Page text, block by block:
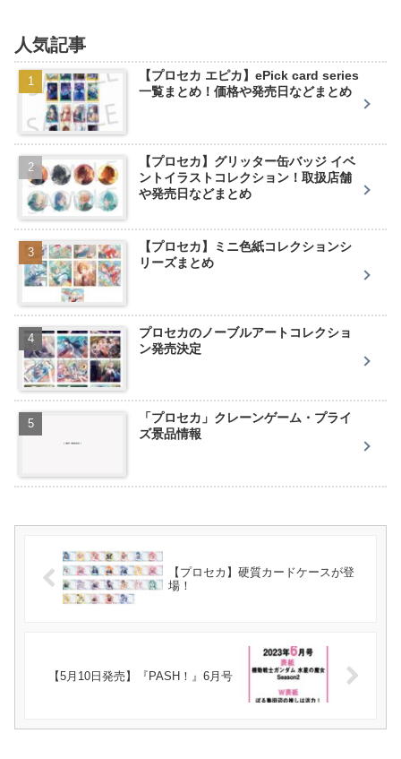
人気記事
【プロセカ エピカ】ePick card series
一覧まとめ！価格や発売日などまとめ
【プロセカ】グリッター缶バッジ イベ
ントイラストコレクション！取扱店舗
や発売日などまとめ
【プロセカ】ミニ色紙コレクションシ
リーズまとめ
プロセカのノーブルアートコレクショ
ン発売決定
「プロセカ」クレーンゲーム・プライ
ズ景品情報
【プロセカ】硬質カードケースが登
場！
【5月10日発売】『PASH！』6月号